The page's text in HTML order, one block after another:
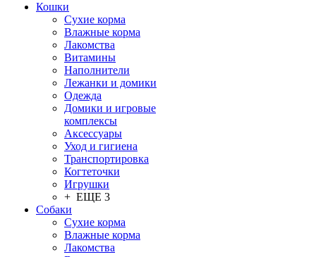
Кошки
Сухие корма
Влажные корма
Лакомства
Витамины
Наполнители
Лежанки и домики
Одежда
Домики и игровые
комплексы
Аксессуары
Уход и гигиена
Транспортировка
Когтеточки
Игрушки
+ ЕЩЕ 3
Собаки
Сухие корма
Влажные корма
Лакомства